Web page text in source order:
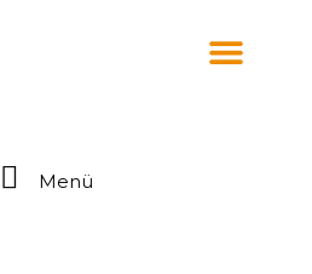
Menü